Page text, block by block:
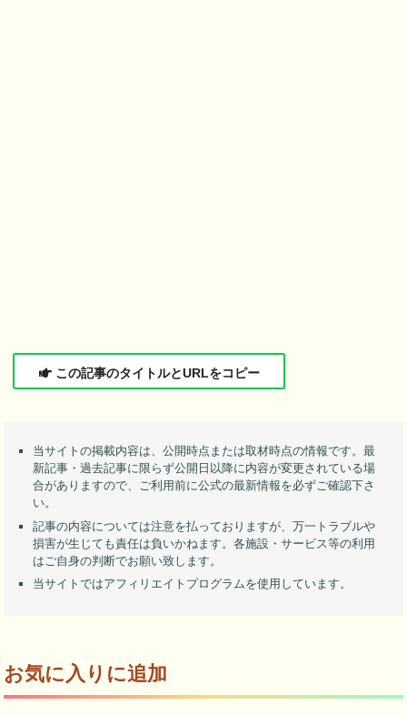
この記事のタイトルとURLをコピー
当サイトの掲載内容は、公開時点または取材時点の情報です。最
新記事・過去記事に限らず公開日以降に内容が変更されている場
合がありますので、ご利用前に公式の最新情報を必ずご確認下さ
い。
記事の内容については注意を払っておりますが、万一トラブルや
損害が生じても責任は負いかねます。各施設・サービス等の利用
はご自身の判断でお願い致します。
当サイトではアフィリエイトプログラムを使用しています。
お気に入りに追加